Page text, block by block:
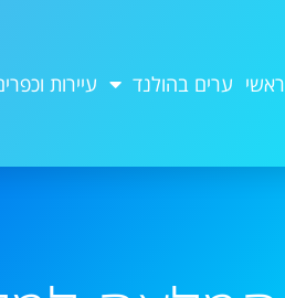
ראשי ערים בהולנד עיירות